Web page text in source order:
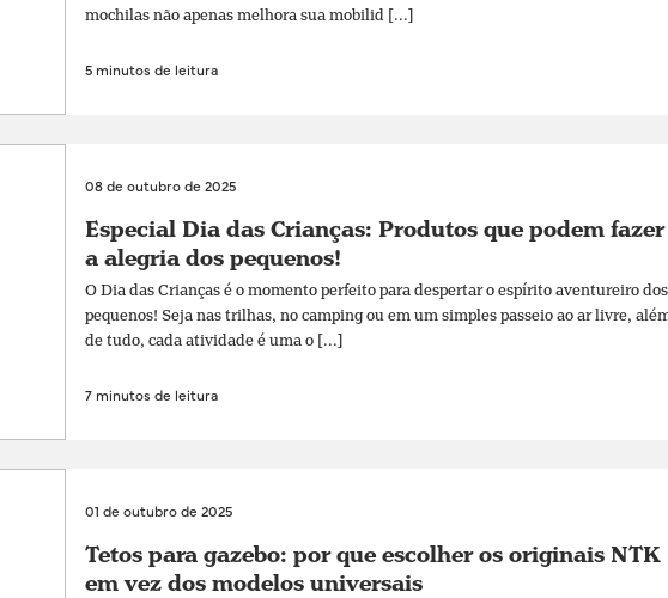
mochilas não apenas melhora sua mobilid [...]
5 minutos de leitura
08 de outubro de 2025
Especial Dia das Crianças: Produtos que podem fazer
a alegria dos pequenos!
O Dia das Crianças é o momento perfeito para despertar o espírito aventureiro dos
pequenos! Seja nas trilhas, no camping ou em um simples passeio ao ar livre,
de tudo, cada atividade é uma o [...]
7 minutos de leitura
01 de outubro de 2025
Tetos para gazebo: por que escolher os originais NTK
em vez dos modelos universais